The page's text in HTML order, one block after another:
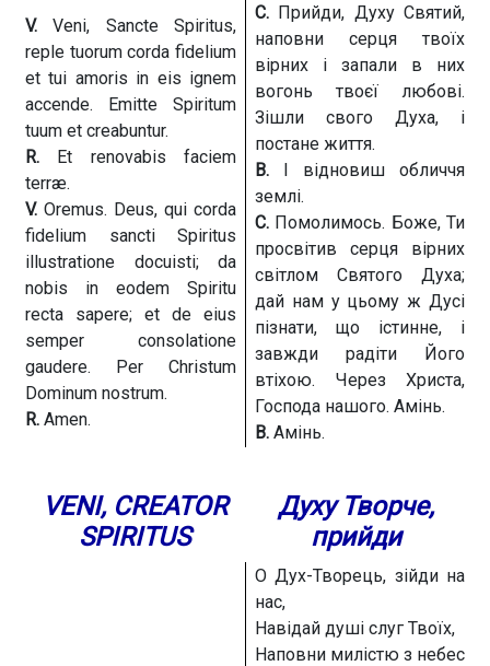
V. Veni, Sancte Spiritus,
reple tuorum corda fidelium
et tui amoris in eis ignem
accende. Emitte Spiritum
tuum et creabuntur.
R. Et renovabis faciem
terræ.
V. Oremus. Deus, qui corda
fidelium sancti Spiritus
illustratione docuisti; da
nobis in eodem Spiritu
recta sapere; et de eius
semper consolatione
gaudere. Per Christum
Dominum nostrum.
R. Amen.
С. Прийди, Духу Святий,
наповни серця твоїх
вірних і запали в них
вогонь твоєї любові.
Зішли свого Духа, і
постане життя.
В. І відновиш обличчя
землі.
С. Помолимось. Боже, Ти
просвітив серця вірних
світлом Святого Духа;
дай нам у цьому ж Дусі
пізнати, що істинне, і
завжди радіти Його
втіхою. Через Христа,
Господа нашого. Амінь.
В. Амінь.
VENI, CREATOR
SPIRITUS
Духу Творче,
прийди
О Дух-Творець, зійди на
нас,
Навідай душі слуг Твоїх,
Наповни милістю з небес